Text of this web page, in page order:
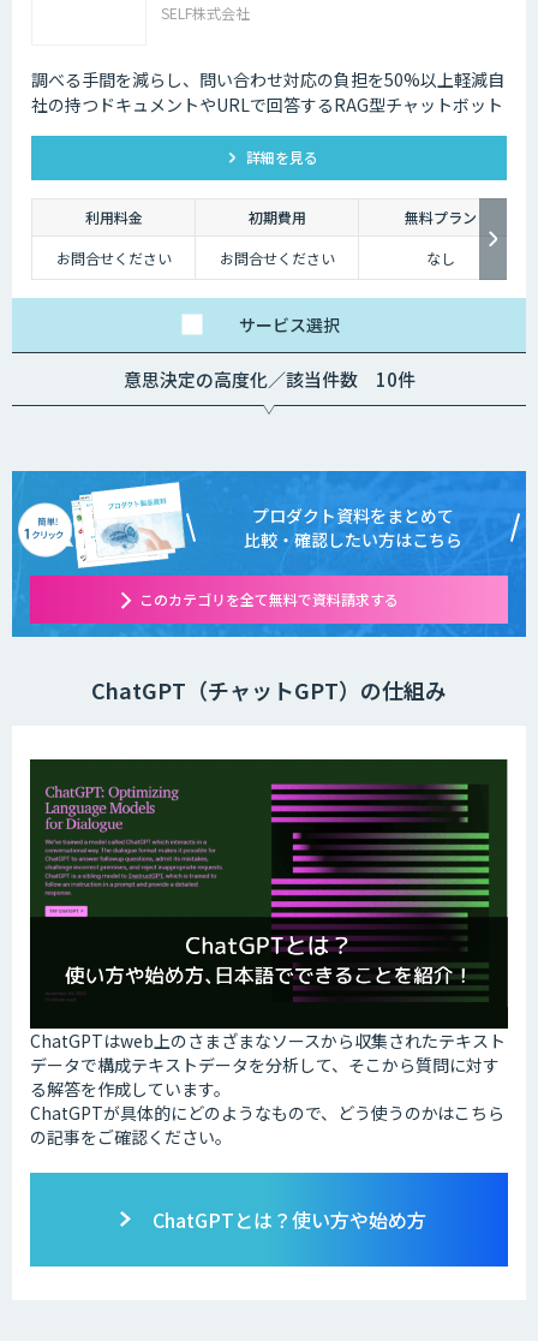
SELF株式会社
調べる手間を減らし、問い合わせ対応の負担を50%以上軽減自
社の持つドキュメントやURLで回答するRAG型チャットボット
詳細を見る
利用料金 初期費用
無料プラン
お問合せください
お問合せください なし
サービス選択
意思決定の高度化／該当件数 10件
プロダクト資料をまとめて
比較・確認したい方はこちら
このカテゴリを全て無料で資料請求する
ChatGPT（チャットGPT）の仕組み
ChatGPTはweb上のさまざまなソースから収集されたテキスト
データで構成テキストデータを分析して、そこから質問に対す
る解答を作成しています。
ChatGPTが具体的にどのようなもので、どう使うのかはこちら
の記事をご確認ください。
ChatGPTとは？使い方や始め方